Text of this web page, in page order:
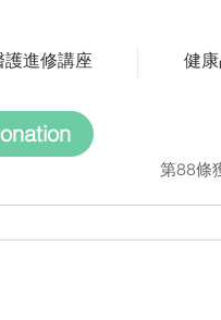
護進修講座 健
第88條